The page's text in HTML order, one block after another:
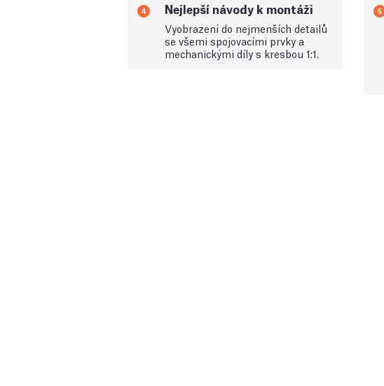
4 Nejlepší návody k montáži
Vyobrazení do nejmenších detailů
se všemi spojovacími prvky a
mechanickými díly s kresbou 1:1.
5